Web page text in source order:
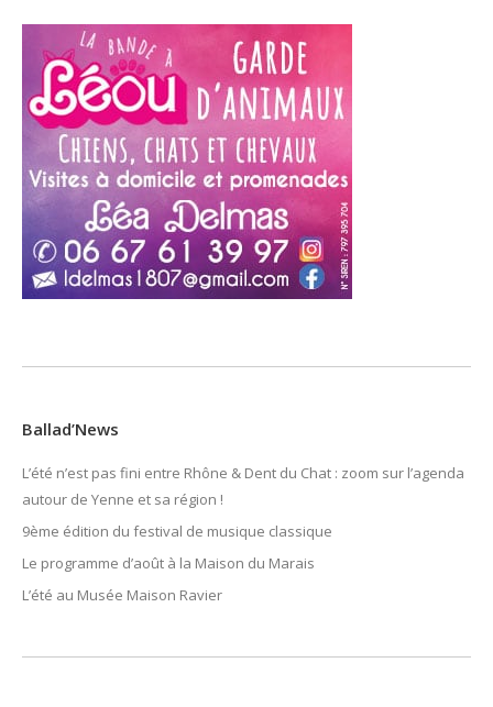
Ballad’News
L’été n’est pas fini entre Rhône & Dent du Chat : zoom sur l’agenda
autour de Yenne et sa région !
9ème édition du festival de musique classique
Le programme d’août à la Maison du Marais
L’été au Musée Maison Ravier